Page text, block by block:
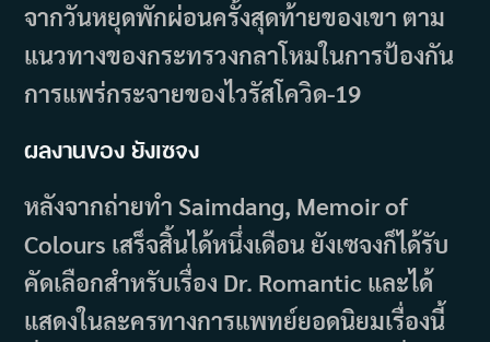
จากวันหยุดพักผ่อนครั้งสุดท้ายของเขา ตาม
แนวทางของกระทรวงกลาโหมในการป้องกัน
การแพร่กระจายของไวรัสโควิด-19
ผลงานของ ยังเซจง
หลังจากถ่ายทำ Saimdang, Memoir of
Colours เสร็จสิ้นได้หนึ่งเดือน ยังเซจงก็ได้รับ
คัดเลือกสำหรับเรื่อง Dr. Romantic และได้
แสดงในละครทางการแพทย์ยอดนิยมเรื่องนี้